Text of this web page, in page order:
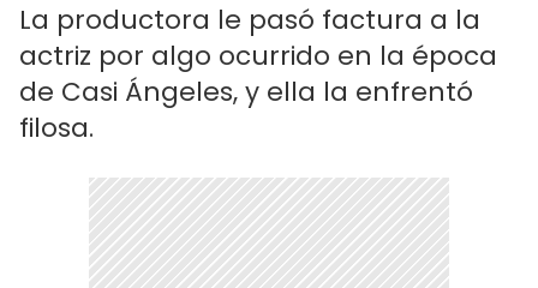
La productora le pasó factura a la
actriz por algo ocurrido en la época
de Casi Ángeles, y ella la enfrentó
filosa.